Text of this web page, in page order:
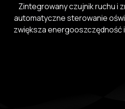
Zintegrowany czujnik ruchu i
automatyczne sterowanie
zwiększa energooszczędność